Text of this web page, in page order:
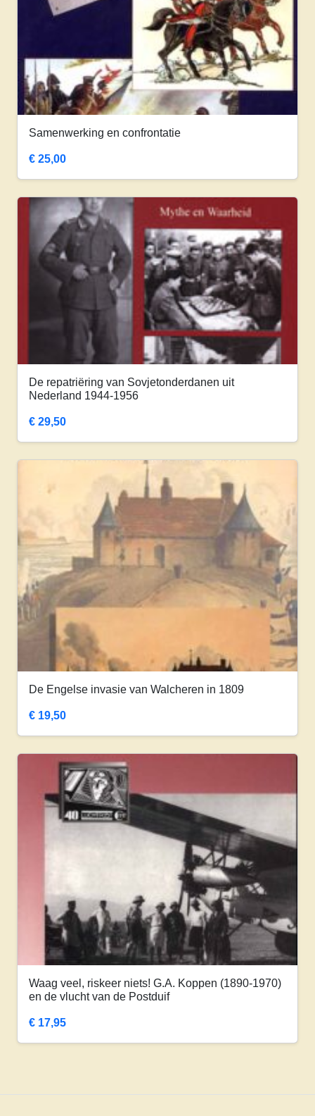
Samenwerking en confrontatie
€ 25,00
De repatriëring van Sovjetonderdanen uit
Nederland 1944-1956
€ 29,50
De Engelse invasie van Walcheren in 1809
€ 19,50
Waag veel, riskeer niets! G.A. Koppen (1890-1970)
en de vlucht van de Postduif
€ 17,95